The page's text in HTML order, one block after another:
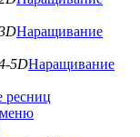
Наращивание
Наращивание
ресниц